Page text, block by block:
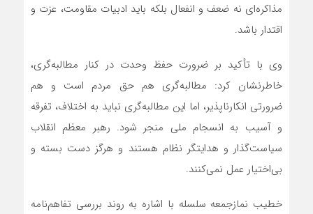
مذاکره‌ای نه ضعف و انفعال بلکه باید ادبیات مقاومت، عزت و
اقتدار باشد.
وی با تأکید بر ضرورت حفظ وحدت در کنار مطالبه‌گری،
خاطرنشان کرد: مطالبه‌گری هم حق مردم است و هم
ضرورتی انکارناپذیر، اما این مطالبه‌گری نباید به اختلاف، تفرقه
و آسیب به انسجام ملی منجر شود. رهبر معظم انقلاب
سیاست‌گذار و هدایتگر نظام هستند و هرگز دست بسته و
بی‌اختیار عمل نمی‌کنند.
خطیب نمازجمعه سلسله با اشاره به روند بررسی تفاهم‌نامه